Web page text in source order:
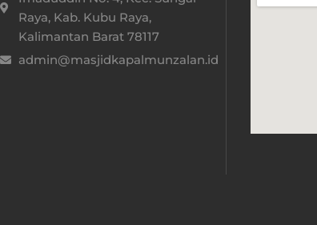
Raya, Kab. Kubu Raya,
Kalimantan Barat 78117​
admin@masjidkapalmunzalan.id